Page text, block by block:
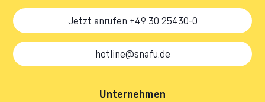
Jetzt anrufen +49 30 25430-0
hotline@snafu.de
Unternehmen